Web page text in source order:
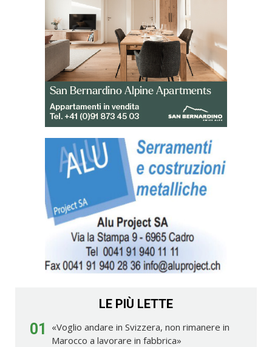
LE PIÙ LETTE
01
«Voglio andare in Svizzera, non rimanere in
Marocco a lavorare in fabbrica»